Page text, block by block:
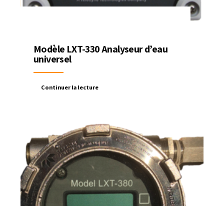
Modèle LXT-330 Analyseur d’eau
universel
Continuer la lecture